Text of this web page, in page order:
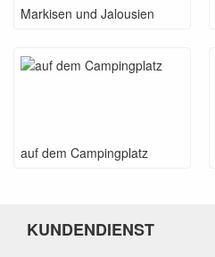
Markisen und Jalousien
auf dem Campingplatz
KUNDENDIENST